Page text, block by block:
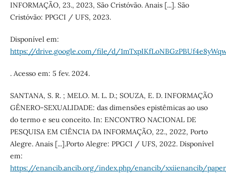
INFORMAÇÃO, 23., 2023, São Cristóvão. Anais [...]. São
Cristóvão: PPGCI / UFS, 2023.
Disponível em:
https://drive.google.com/file/d/
. Acesso em: 5 fev. 2024.
SANTANA, S. R. ; MELO. M. L. D.; SOUZA, E. D. INFORMAÇÃO
GÊNERO-SEXUALIDADE: das dimensões epistêmicas ao uso
do termo e seu conceito. In: ENCONTRO NACIONAL DE
PESQUISA EM CIÊNCIA DA INFORMAÇÃO, 22., 2022, Porto
Alegre. Anais [...].Porto Alegre: PPGCI / UFS, 2022. Disponível
em:
https://enancib.ancib.org/index.php/enancib/xxiienancib/